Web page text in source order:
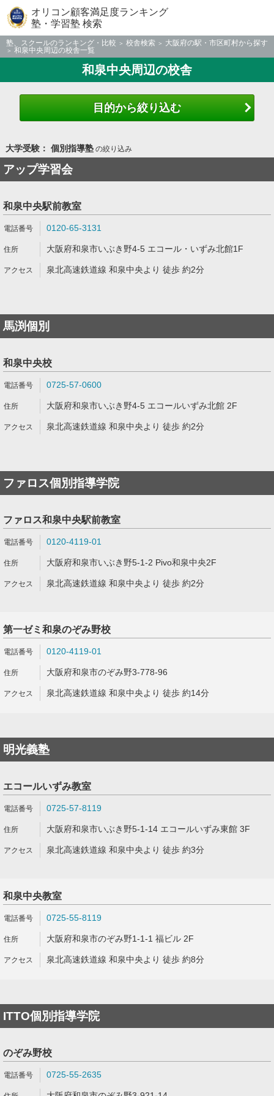
オリコン顧客満足度ランキング
塾・学習塾 検索
塾、スクールのランキング・比較 校舎検索
大阪府の駅・市区町村から探す
和泉中央周辺の校舎一覧
和泉中央周辺の校舎
目的から絞り込む
大学受験： 個別指導塾の絞り込み
アップ学習会
和泉中央駅前教室
0120-65-3131
大阪府和泉市いぶき野4-5 エコール・いずみ北館1F
泉北高速鉄道線 和泉中央より 徒歩 約2分
馬渕個別
和泉中央校
0725-57-0600
大阪府和泉市いぶき野4-5 エコールいずみ北館 2F
泉北高速鉄道線 和泉中央より 徒歩 約2分
ファロス個別指導学院
ファロス和泉中央駅前教室
0120-4119-01
大阪府和泉市いぶき野5-1-2 Pivo和泉中央2F
泉北高速鉄道線 和泉中央より 徒歩 約2分
第一ゼミ和泉のぞみ野校
0120-4119-01
大阪府和泉市のぞみ野3-778-96
泉北高速鉄道線 和泉中央より 徒歩 約14分
明光義塾
エコールいずみ教室
0725-57-8119
大阪府和泉市いぶき野5-1-14 エコールいずみ東館 3F
泉北高速鉄道線 和泉中央より 徒歩 約3分
和泉中央教室
0725-55-8119
大阪府和泉市のぞみ野1-1-1 福ビル 2F
泉北高速鉄道線 和泉中央より 徒歩 約8分
ITTO個別指導学院
のぞみ野校
0725-55-2635